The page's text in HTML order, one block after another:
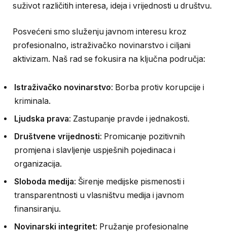
suživot različitih interesa, ideja i vrijednosti u društvu.
Posvećeni smo služenju javnom interesu kroz
profesionalno, istraživačko novinarstvo i ciljani
aktivizam. Naš rad se fokusira na ključna područja:
Istraživačko novinarstvo: Borba protiv korupcije i
kriminala.
Ljudska prava: Zastupanje pravde i jednakosti.
Društvene vrijednosti: Promicanje pozitivnih
promjena i slavljenje uspješnih pojedinaca i
organizacija.
Sloboda medija: Širenje medijske pismenosti i
transparentnosti u vlasništvu medija i javnom
finansiranju.
Novinarski integritet: Pružanje profesionalne